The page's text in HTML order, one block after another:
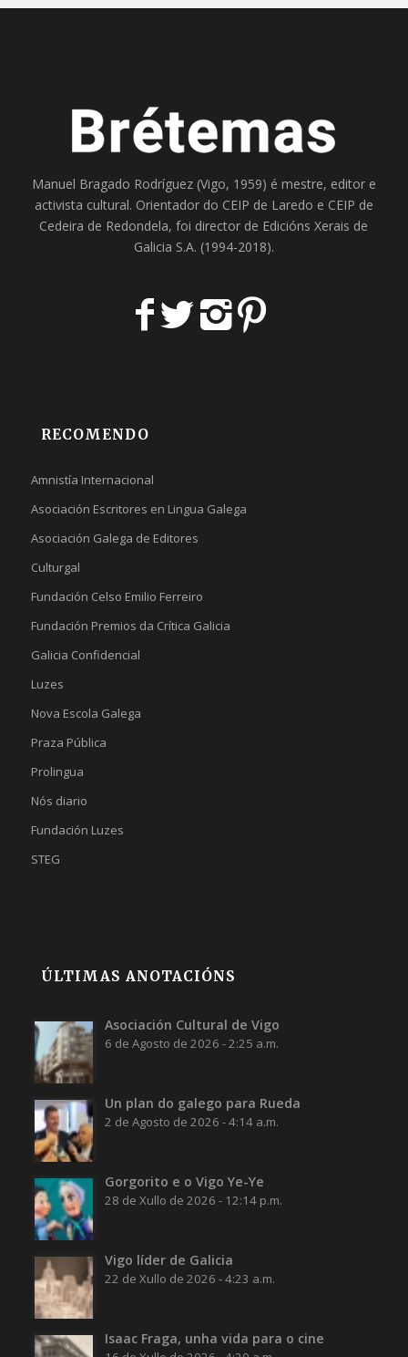
Manuel Bragado Rodríguez (Vigo, 1959) é mestre, editor e
activista cultural. Orientador do CEIP de Laredo e CEIP de
Cedeira de Redondela, foi director de Edicións Xerais de
Galicia S.A. (1994-2018).
RECOMENDO
Amnistía Internacional
Asociación Escritores en Lingua Galega
Asociación Galega de Editores
Culturgal
Fundación Celso Emilio Ferreiro
Fundación Premios da Crítica Galicia
Galicia Confidencial
Luzes
Nova Escola Galega
Praza Pública
Prolingua
Nós diario
Fundación Luzes
STEG
ÚLTIMAS ANOTACIÓNS
Asociación Cultural de Vigo
6 de Agosto de 2026 - 2:25 a.m.
Un plan do galego para Rueda
2 de Agosto de 2026 - 4:14 a.m.
Gorgorito e o Vigo Ye-Ye
28 de Xullo de 2026 - 12:14 p.m.
Vigo líder de Galicia
22 de Xullo de 2026 - 4:23 a.m.
Isaac Fraga, unha vida para o cine